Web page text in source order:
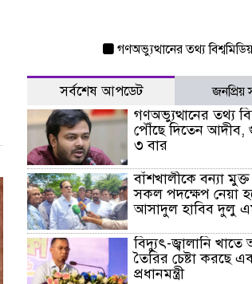
গণঅভ্যুত্থানের তথ্য
সর্বশেষ আপডেট জনপ্রিয়
গণঅভ্যুত্থানের তথ্য
পৌঁছে দিতেন আদীব,
৩ বার
বাঁশখালীকে বন্যা
সকল পদক্ষেপ নেয়া
আসাদুল হাবিব দুলু
বিদ্যুৎ-জ্বালানি খাতে
তৈরির চেষ্টা করছে
প্রধানমন্ত্রী